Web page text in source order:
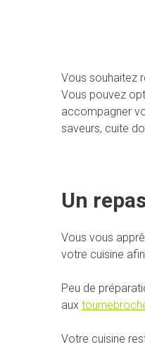
Vous souhaitez
Vous pouvez
accompagner
saveurs, cuite
Un
Vous vous
votre cuisine
Peu de
aux
Votre cuisine